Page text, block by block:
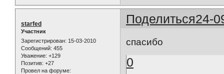
Поделиться24-
starfed
Участник
Зарегистрирован: 15-03-2010
Сообщений: 455
Уважение: +129
Позитив: +27
Провел на форуме:
спасибо
0